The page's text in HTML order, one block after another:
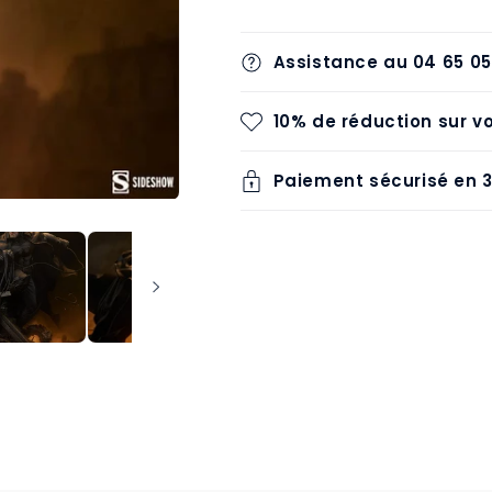
Assistance au 04 65
10% de réduction sur
Paiement sécurisé en